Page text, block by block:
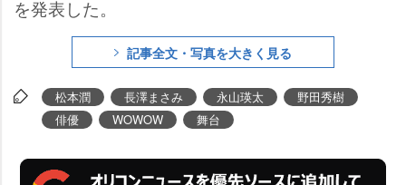
を発表した。
記事全文・写真を大きく見る
松本潤 長澤まさみ 永山瑛太
野田秀樹
俳優
WOWOW 舞台